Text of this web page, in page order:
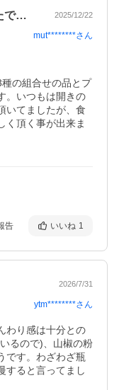
焼き鰻の3種組合せ、美味しかったです！ 2025/12/22
mut********さん
の組合せの品とプ
。いつもは開きの
いてましたが、食
く頂く事が出来ま
告 いいね 1
2026/7/31
ytm********さん
わり感は十分との
るので)、山椒の粉
です。わざわざ瓶
すると言ってまし